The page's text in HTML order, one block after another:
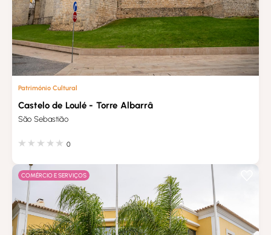
Património Cultural
Castelo de Loulé - Torre Albarrâ
São Sebastião
0
COMÉRCIO E SERVIÇOS